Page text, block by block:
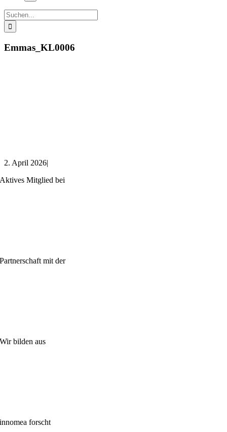
Suche
nach:
Emmas_KL0006
2. April 2026|
Aktives Mitglied bei
Partnerschaft mit der
Wir bilden aus
innomea forscht